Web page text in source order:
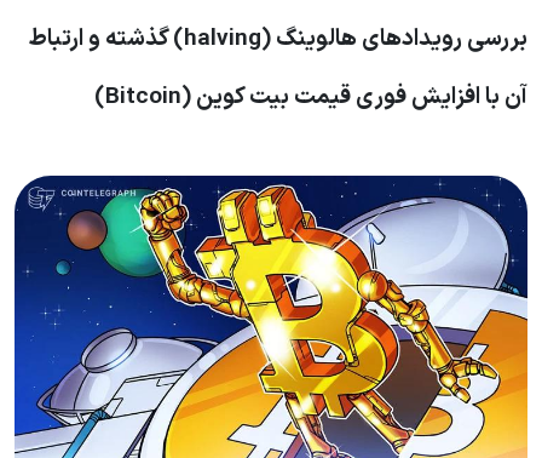
بررسی رویدادهای هالوینگ (halving) گذشته و ارتباط
آن با افزایش فوری قیمت بیت کوین (Bitcoin)